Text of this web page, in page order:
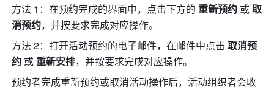
方法 1：在预约完成的界面中，点击下方的 重新预约 或 取
消预约，并按要求完成对应操作。
方法 2：打开活动预约的电子邮件，在邮件中点击 取消预
约 或 重新安排，并按要求完成对应操作。
预约者完成重新预约或取消活动操作后，活动组织者会收